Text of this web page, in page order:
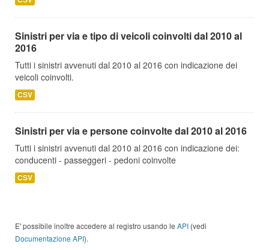
Sinistri per via e tipo di veicoli coinvolti dal 2010 al
2016
Tutti i sinistri avvenuti dal 2010 al 2016 con indicazione dei
veicoli coinvolti.
CSV
Sinistri per via e persone coinvolte dal 2010 al 2016
Tutti i sinistri avvenuti dal 2010 al 2016 con indicazione dei:
conducenti - passeggeri - pedoni coinvolte
CSV
E' possibile inoltre accedere al registro usando le API (vedi
Documentazione API).